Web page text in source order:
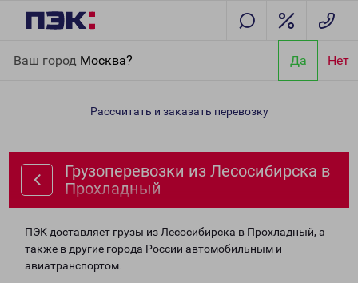
Ваш город Москва? Да Нет
Прохладный
Рассчитать и заказать перевозку
Грузоперевозки из Лесосибирска в
Прохладный
ПЭК доставляет грузы из Лесосибирска в Прохладный, а
также в другие города России автомобильным и
авиатранспортом.